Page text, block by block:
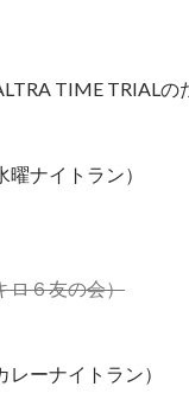
TIME TRIALの
ナイトラン）
ロ６友の会）
ーナイトラン）